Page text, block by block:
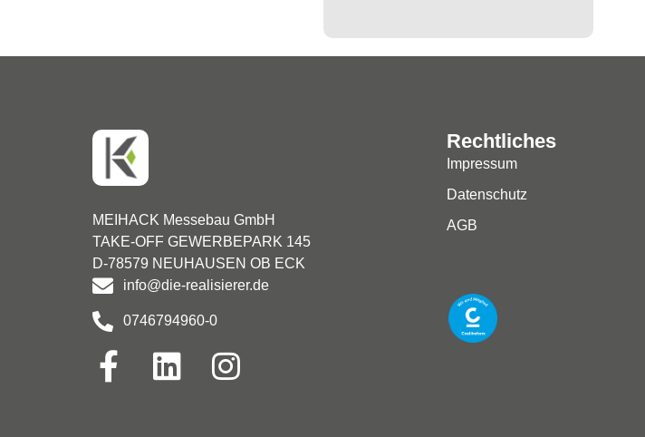
MEIHACK Messebau GmbH
TAKE-OFF GEWERBEPARK 145
D-78579 NEUHAUSEN OB ECK
info@die-realisierer.de
0746794960-0
Rechtliches
Impressum
Datenschutz
AGB